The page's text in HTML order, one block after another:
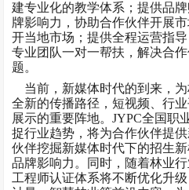
建专业化的教学体系；提供品
牌影响力，协助合作伙伴开展
开当地市场；提供全程运营指
专业团队一对一帮扶，解决合
题。
当前，新媒体时代的到来，
全新的传播路径，短视频、行
展示的重要阵地。JYPC全国职
捉行业趋势，将为合作伙伴提
伙伴挖掘新媒体时代下的招生
品牌影响力。同时，随着林业
工程师认证体系将不断优化升